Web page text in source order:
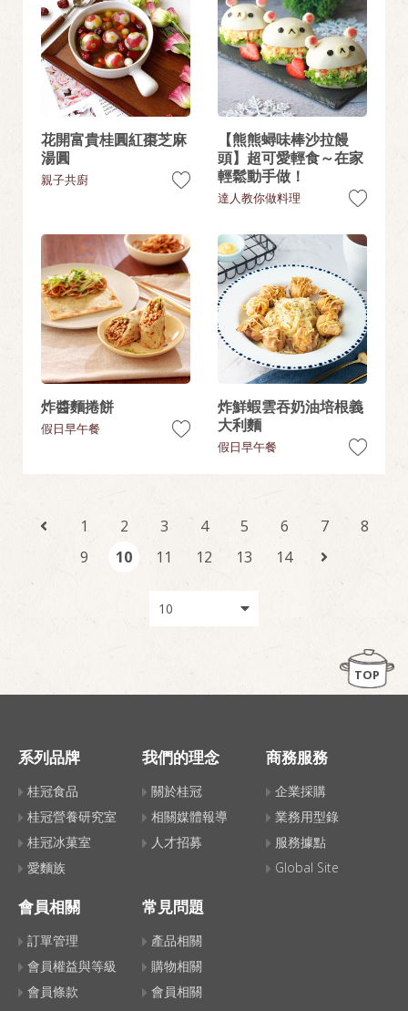
花開富貴桂圓紅棗芝麻
湯圓
親子共廚
【熊熊蟳味棒沙拉饅
頭】超可愛輕食～在家
輕鬆動手做！
達人教你做料理
炸醬麵捲餅
假日早午餐
炸鮮蝦雲吞奶油培根義
大利麵
假日早午餐
1 2 3 4 5 6 7
8
9
10 11 12 13 14
TOP
系列品牌
桂冠食品
桂冠營養研究室
桂冠冰菓室
愛麵族
我們的理念
關於桂冠
相關媒體報導
人才招募
商務服務
企業採購
業務用型錄
服務據點
Global Site
會員相關
訂單管理
會員權益與等級
會員條款
常見問題
產品相關
購物相關
會員相關